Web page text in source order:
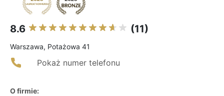
8.6 (11)
Warszawa, Potażowa 41
Pokaż numer telefonu
O firmie: